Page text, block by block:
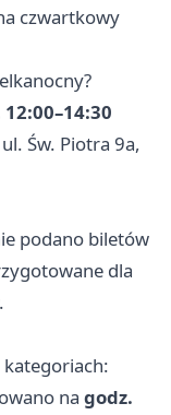
czwartkowy
Św. Piotra 9a,
podano biletów
dla
na godz.